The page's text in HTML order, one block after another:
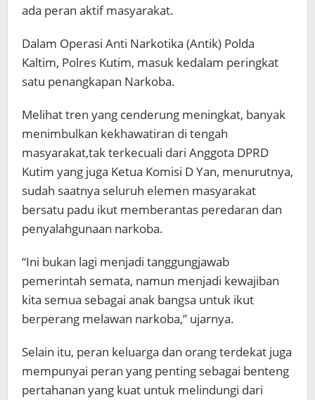
ada peran aktif masyarakat.
Dalam Operasi Anti Narkotika (Antik) Polda
Kaltim, Polres Kutim, masuk kedalam peringkat
satu penangkapan Narkoba.
Melihat tren yang cenderung meningkat, banyak
menimbulkan kekhawatiran di tengah
masyarakat,tak terkecuali dari Anggota DPRD
Kutim yang juga Ketua Komisi D Yan, menurutnya,
sudah saatnya seluruh elemen masyarakat
bersatu padu ikut memberantas peredaran dan
penyalahgunaan narkoba.
“Ini bukan lagi menjadi tanggungjawab
pemerintah semata, namun menjadi kewajiban
kita semua sebagai anak bangsa untuk ikut
berperang melawan narkoba,” ujarnya.
Selain itu, peran keluarga dan orang terdekat juga
mempunyai peran yang penting sebagai benteng
pertahanan yang kuat untuk melindungi dari